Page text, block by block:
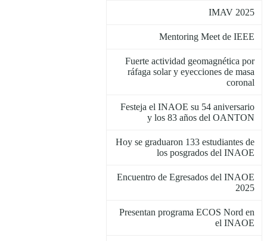
IMAV 2025
Mentoring Meet de IEEE
Fuerte actividad geomagnética por
ráfaga solar y eyecciones de masa
coronal
Festeja el INAOE su 54 aniversario
y los 83 años del OANTON
Hoy se graduaron 133 estudiantes de
los posgrados del INAOE
Encuentro de Egresados del INAOE
2025
Presentan programa ECOS Nord en
el INAOE